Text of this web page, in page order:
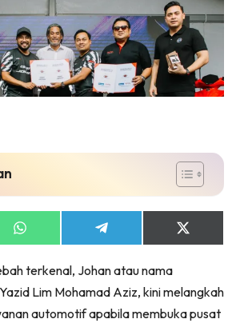
Share
on
Share
on
Share
on
terkenal, Johan atau nama
Lim Mohamad Aziz, kini melangkah
automotif apabila membuka pusat